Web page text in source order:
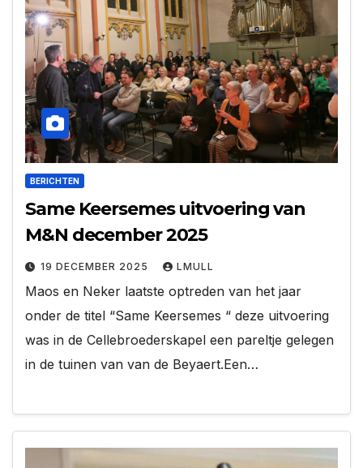
BERICHTEN
Same Keersemes uitvoering van
M&N december 2025
19 DECEMBER 2025 LMULL
Maos en Neker laatste optreden van het jaar
onder de titel “Same Keersemes “ deze uitvoering
was in de Cellebroederskapel een pareltje gelegen
in de tuinen van van de Beyaert.Een…